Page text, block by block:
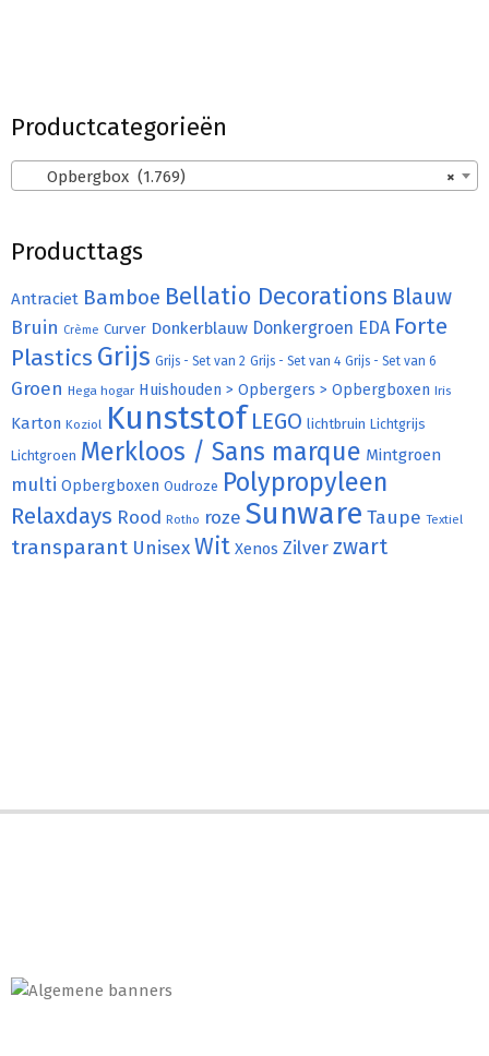
Productcategorieën
×
Opbergbox (1.769)
Producttags
Antraciet Bamboe Bellatio Decorations Blauw
Bruin Crème Curver Donkerblauw Donkergroen EDA Forte
Plastics Grijs Grijs - Set van 2 Grijs - Set van 4 Grijs - Set van 6
Groen Hega hogar Huishouden > Opbergers > Opbergboxen Iris
Karton Koziol Kunststof LEGO lichtbruin Lichtgrijs
Lichtgroen Merkloos / Sans marque Mintgroen
multi Opbergboxen Oudroze Polypropyleen
Relaxdays Rood Rotho roze Sunware Taupe Textiel
transparant UnisexWit Xenos Zilver zwart